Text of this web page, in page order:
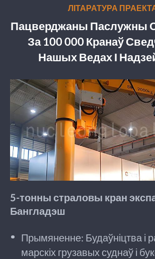
ЛІТАРАТУРА
Пацверджаны Паслужны
За 100 000 Кранаў
Нашых Ведах І
5-тонны страловы кран
Бангладэш
Прымяненне: Будаўніцтва і
марскіх грузавых суднаў і